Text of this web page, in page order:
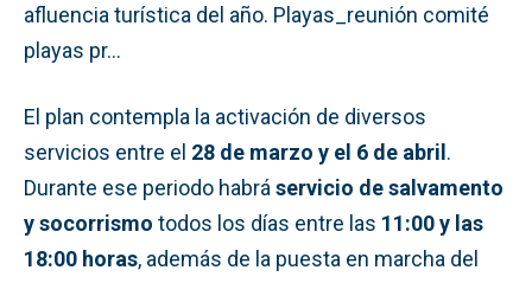
afluencia turística del año. Playas_reunión comité
playas pr…
El plan contempla la activación de diversos
servicios entre el 28 de marzo y el 6 de abril.
Durante ese periodo habrá servicio de salvamento
y socorrismo todos los días entre las 11:00 y las
18:00 horas, además de la puesta en marcha del